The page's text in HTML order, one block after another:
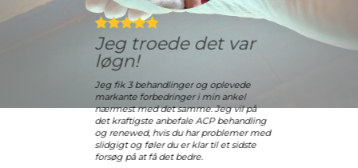
Jeg troede det var
løgn!
Jeg fik 3 behandlinger og oplevede
markante forbedringer i min ankel
nærmest med det samme. Jeg vil på
det kraftigste anbefale ACP behandling
og renewed, hvis du har problemer med
slidgigt og føler du er klar til et sidste
forsøg på at få det bedre.